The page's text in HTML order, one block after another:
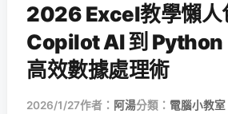
2026 Excel教學懶人
Copilot AI 到 Python
高效數據處理術
2026/1/27作者： 阿湯分類： 電腦小教室